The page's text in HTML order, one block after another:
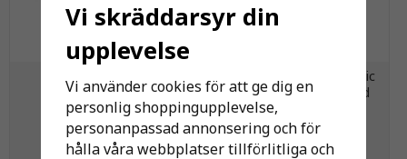
Thermopanels 1 Rörs
221 kr
Duschblandare Nya Nautic
40cc med anslutning ned
1 931 kr
Vi skräddarsyr din
upplevelse
Vi använder cookies för att ge dig en
personlig shoppingupplevelse,
personanpassad annonsering och för
hålla våra webbplatser tillförlitliga och